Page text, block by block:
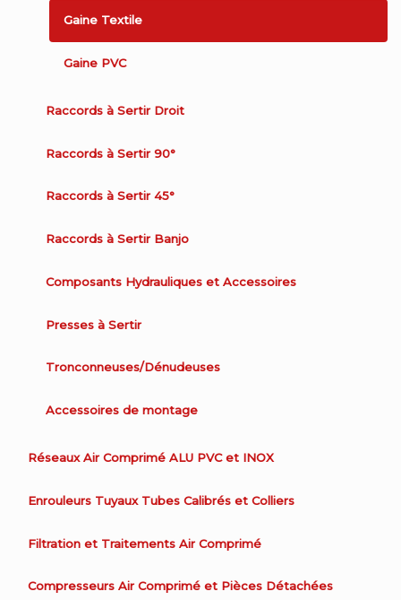
Gaine Textile
Gaine PVC
Raccords à Sertir Droit
Raccords à Sertir 90°
Raccords à Sertir 45°
Raccords à Sertir Banjo
Composants Hydrauliques et Accessoires
Presses à Sertir
Tronconneuses/Dénudeuses
Accessoires de montage
Réseaux Air Comprimé ALU PVC et INOX
Enrouleurs Tuyaux Tubes Calibrés et Colliers
Filtration et Traitements Air Comprimé
Compresseurs Air Comprimé et Pièces Détachées